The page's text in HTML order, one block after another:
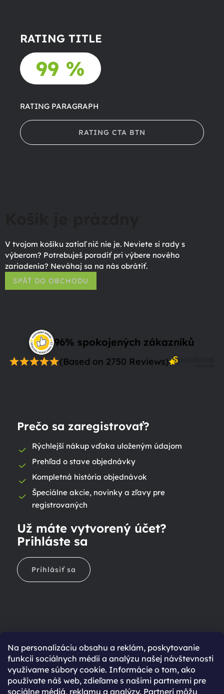
Na personalizáciu obsahu a reklám, poskytovanie
funkcií sociálnych médií a analýzu našej návštevnosti
využívame súbory cookie. Informácie o tom, ako
používate náš web, zdieľame s našimi partnermi pre
sociálne médiá, reklamu a analýzy. Partneri môžu
RATING TITLE
99 %
RATING PARAGRAPH
RATING CTA BTN
V tvojom košíku zatiaľ nič nie je. Neviete si rady s
výberom? Potrebuješ poradiť pri výbere nového
zariadenia? Neváhaj sa na nás obrátiť.
SPÄŤ DO OBCHODU
96% spokojených zákazníků
(Based on 2750 Reviews)
Prečo sa zaregistrovať?
Rýchlejší nákup vďaka uloženým údajom
Prehľad o stave objednávky
Kompletná história objednávok
Špeciálne akcie, novinky a zľavy pre
registrovaných
Už máte vytvorený účet?
Prihláste sa
Prihlásiť sa
Ešte nemáte účet?
Rýchlejší nákup vďaka uloženým údajom
Prehľad o stave objednávky